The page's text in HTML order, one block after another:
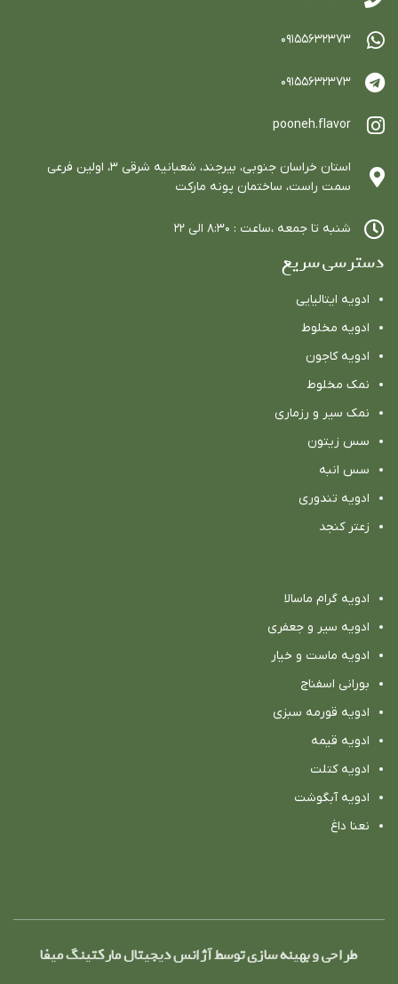
٠٩١٥٥٦٣٢٣٧٣
٠٩١٥٥٦٣٢٣٧٣
pooneh.flavor
استان خراسان جنوبي، بيرجند، شعبانيه شرقي ٣، اولين فرعي
سمت راست، ساختمان پونه ماركت
شنبه تا جمعه ،ساعت : ٨:٣٠ الي ٢٢
دسترسی سریع
ادویه ایتالیایی
ادویه مخلوط
ادویه كاجون
نمک مخلوط
نمک سیر و رزماری
سس زیتون
سس انبه
ادویه تندوری
زعتر کنجد
ادویه گرام ماسالا
ادویه سیر و جعفری
ادویه ماست و خیار
بورانی اسفناج
ادویه قورمه سبزی
ادویه قیمه
ادویه کتلت
ادویه آبگوشت
نعنا داغ
طراحی و بهینه سازی توسط آژانس دیجیتال مارکتینگ میفا